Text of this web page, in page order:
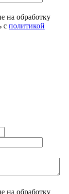
на обработку
с политикой
на обработку